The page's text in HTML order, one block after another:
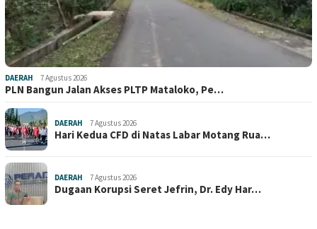
DAERAH 7 Agustus 2026
PLN Bangun Jalan Akses PLTP Mataloko, Pe…
DAERAH 7 Agustus 2026
Hari Kedua CFD di Natas Labar Motang Rua…
DAERAH 7 Agustus 2026
Dugaan Korupsi Seret Jefrin, Dr. Edy Har…